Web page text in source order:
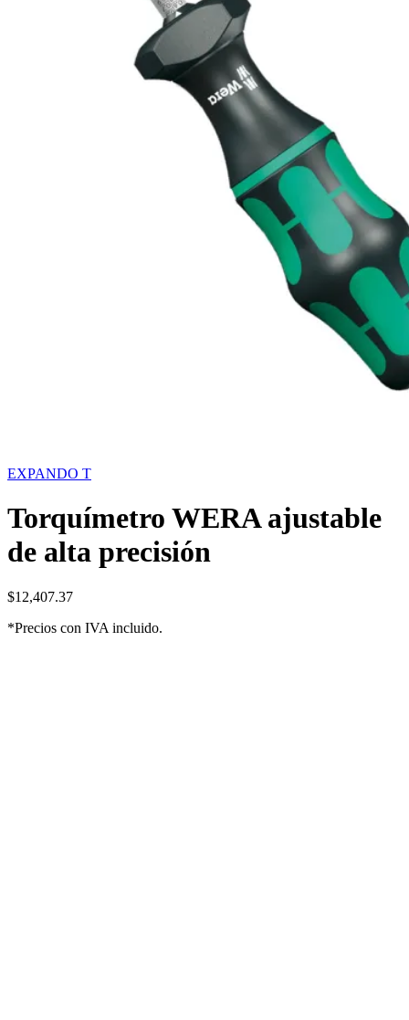
EXPANDO T
Torquímetro WERA ajustable
de alta precisión
$12,407.37
*Precios con IVA incluido.